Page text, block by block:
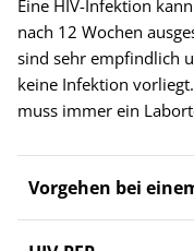
Eine HIV-Infektion
nach 12 Wochen
sind sehr empfindlich
keine Infektion
muss immer ein
Vorgehen bei